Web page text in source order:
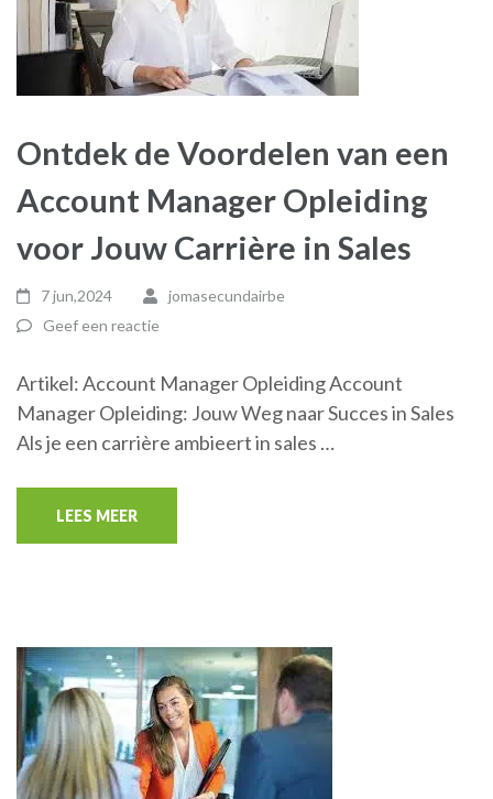
Ontdek de Voordelen van een
Account Manager Opleiding
voor Jouw Carrière in Sales
7 jun,2024
jomasecundairbe
Geef een reactie
Artikel: Account Manager Opleiding Account
Manager Opleiding: Jouw Weg naar Succes in Sales
Als je een carrière ambieert in sales …
LEES MEER